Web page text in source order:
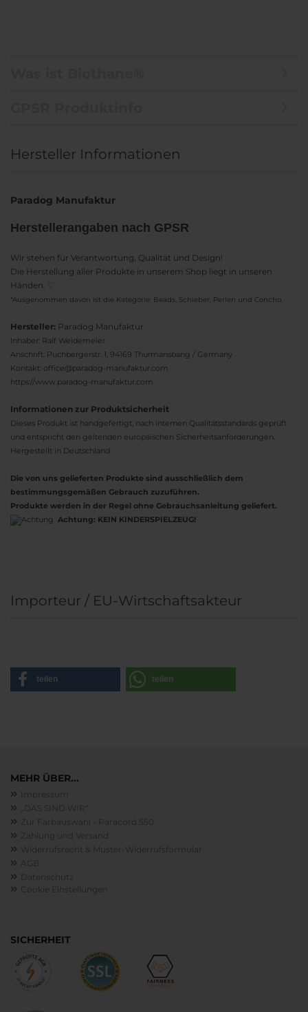
Hersteller Informationen
Paradog Manufaktur
Herstellerangaben nach GPSR
Wir stehen für Verantwortung, Qualität und Design!
Die Herstellung aller Produkte in unserem Shop liegt in unseren
Händen. ♡
*Ausgenommen davon ist die Kategorie: Beads, Schieber, Perlen und Concho.
Hersteller: Paradog Manufaktur
Inhaber: Ralf Weidemeier
Anschrift: Puchbergerstr. 1, 94169 Thurmansbang / Germany
Kontakt: office@paradog-manufaktur.com
https://www.paradog-manufaktur.com
Informationen zur Produktsicherheit
Dieses Produkt ist handgefertigt, nach internen Qualitätsstandards geprüft
und entspricht den geltenden europäischen Sicherheitsanforderungen.
Hergestellt in Deutschland
Die von uns gelieferten Produkte sind ausschließlich dem
bestimmungsgemäßen Gebrauch zuzuführen.
Produkte werden in der Regel ohne Gebrauchsanleitung geliefert.
Achtung: KEIN KINDERSPIELZEUG!
Importeur / EU-Wirtschaftsakteur
teilen teilen
MEHR ÜBER...
Impressum
„DAS SIND WIR“
Zur Farbauswahl - Paracord 550
Zahlung und Versand
Widerrufsrecht & Muster-Widerrufsformular
AGB
Datenschutz
Cookie Einstellungen
SICHERHEIT